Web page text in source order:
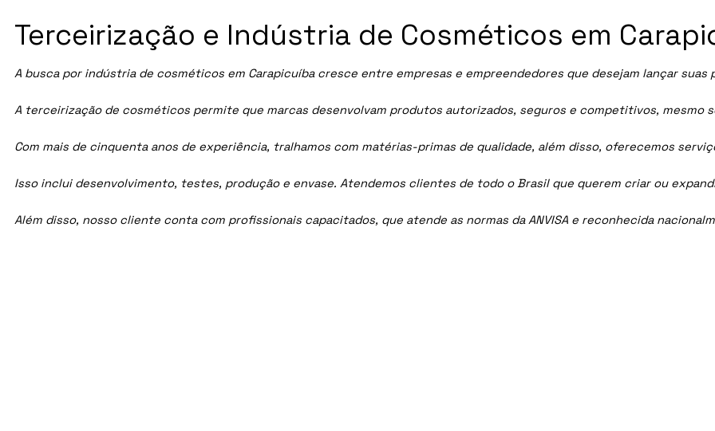
A busca por indústria de cosméticos em Carapicuíbacresce entre empresas e empreendedores que desejam lançar suas
A terceirização de cosméticos permite que marcas desenvolvam produtos autorizados, seguros e competitivos, mesmo
Com mais de cinquenta anos de experiência, tralhamos com matérias-primas de qualidade, além disso, oferecemos
Isso inclui desenvolvimento, testes, produção e envase. Atendemos clientes de todo o Brasil que querem criar ou
Além disso, nosso cliente conta com profissionais capacitados, que atende as normas da ANVISA e reconhecida
Terceirização e Indústria de Cosméticos em